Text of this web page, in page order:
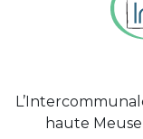
haute Meuse